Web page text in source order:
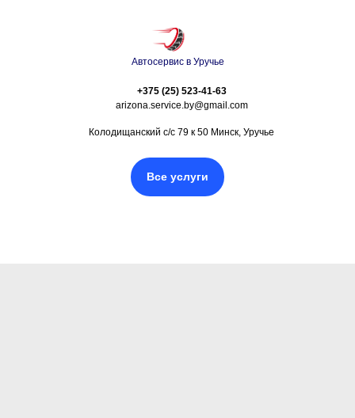
Автосервис в Уручье
+375 (25) 523-41-63
arizona.service.by@gmail.com
Колодищанский с/с 79 к 50 Минск, Уручье
Все услуги